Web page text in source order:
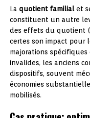
La quotient familial et
constituent un autre
des effets du quotient
certes son impact pour
majorations
invalides, les anciens
dispositifs, souvent
économies
mobilisés.